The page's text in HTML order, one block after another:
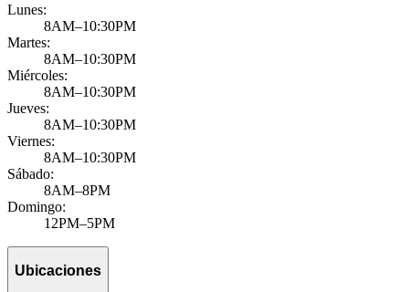
Lunes:
8AM–10:30PM
Martes:
8AM–10:30PM
Miércoles:
8AM–10:30PM
Jueves:
8AM–10:30PM
Viernes:
8AM–10:30PM
Sábado:
8AM–8PM
Domingo:
12PM–5PM
Ubicaciones